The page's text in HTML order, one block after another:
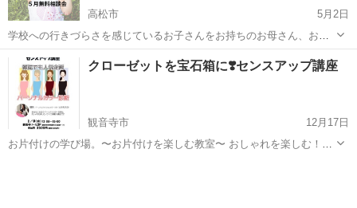
高松市
5月2日
学校への行きづらさを感じているお子さんをお持ちのお母さん、お父
さんへ 「不登校」でもいいじゃん！ 不安を解消したい、お母さん・お
父さんの相談会 みなさん、こんにちは！ 私は、「一人でも多くのお子
さ...
香川 高松市 セラピー 不登校
クローゼットを宝石箱に❣️センスアップ講座
観音寺市
12月17日
お片付けの学び場。〜お片付けを楽しむ教室〜 おしゃれを楽しむ！極